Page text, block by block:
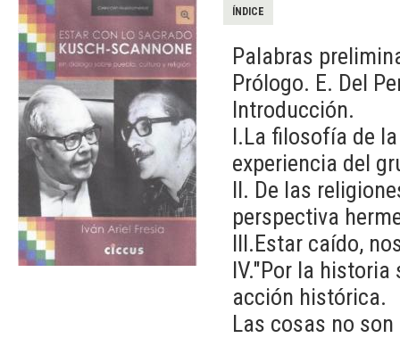
ÍNDICE
Palabras
Prólogo. E. Del
Introducción.
I.La filosofía de
experiencia del
II. De las
perspectiva
III.Estar caído,
IV."Por la
acción histórica.
Las cosas no